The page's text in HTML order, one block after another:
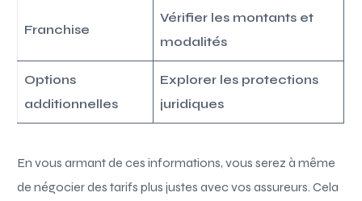
Franchise
Vérifier les montants et
modalités
Options
additionnelles
Explorer les protections
juridiques
En vous armant de ces informations, vous serez à même
de négocier des tarifs plus justes avec vos assureurs. Cela